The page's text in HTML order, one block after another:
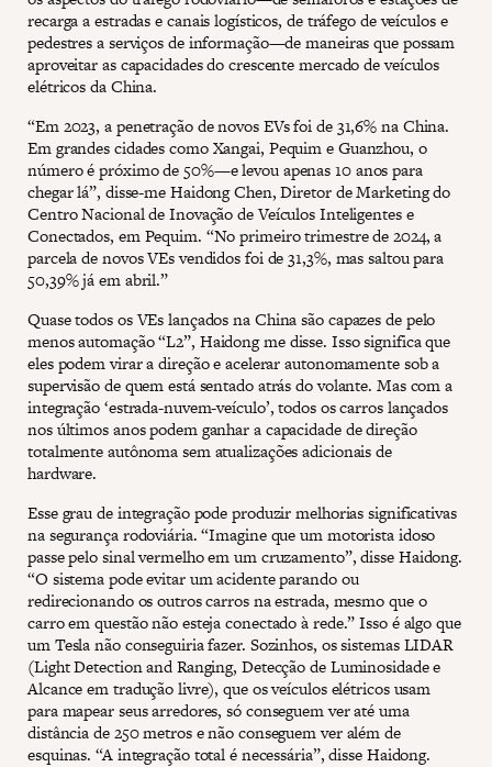
recarga a estradas e canais logísticos, de tráfego de veículos e
pedestres a serviços de informação—de maneiras que possam
aproveitar as capacidades do crescente mercado de veículos
elétricos da China.
“Em 2023, a penetração de novos EVs foi de 31,6% na China.
Em grandes cidades como Xangai, Pequim e Guanzhou, o
número é próximo de 50%—e levou apenas 10 anos para
chegar lá”, disse-me Haidong Chen, Diretor de Marketing do
Centro Nacional de Inovação de Veículos Inteligentes e
Conectados, em Pequim. “No primeiro trimestre de 2024, a
parcela de novos VEs vendidos foi de 31,3%, mas saltou para
50,39% já em abril.”
Quase todos os VEs lançados na China são capazes de pelo
menos automação “L2”, Haidong me disse. Isso significa que
eles podem virar a direção e acelerar autonomamente sob a
supervisão de quem está sentado atrás do volante. Mas com a
integração ‘estrada-nuvem-veículo’, todos os carros lançados
nos últimos anos podem ganhar a capacidade de direção
totalmente autônoma sem atualizações adicionais de
hardware.
Esse grau de integração pode produzir melhorias significativas
na segurança rodoviária. “Imagine que um motorista idoso
passe pelo sinal vermelho em um cruzamento”, disse Haidong.
“O sistema pode evitar um acidente parando ou
redirecionando os outros carros na estrada, mesmo que o
carro em questão não esteja conectado à rede.” Isso é algo que
um Tesla não conseguiria fazer. Sozinhos, os sistemas LIDAR
(Light Detection and Ranging, Detecção de Luminosidade e
Alcance em tradução livre), que os veículos elétricos usam
para mapear seus arredores, só conseguem ver até uma
distância de 250 metros e não conseguem ver além de
esquinas. “A integração total é necessária”, disse Haidong.